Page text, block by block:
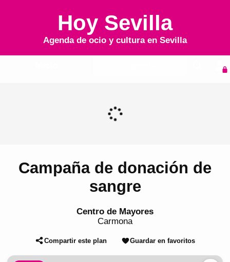
Hoy Sevilla
Agenda de ocio y cultura en Sevilla
Campaña de donación de
sangre
Centro de Mayores
Carmona
Compartir este plan Guardar en favoritos